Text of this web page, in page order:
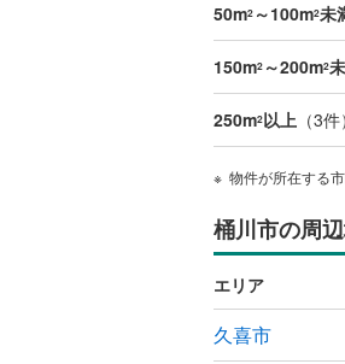
50m2 ～100m2未
150m2 ～200m2
250m2以上 （3件）
物件が所在する
桶川市の周
エリア
久喜市